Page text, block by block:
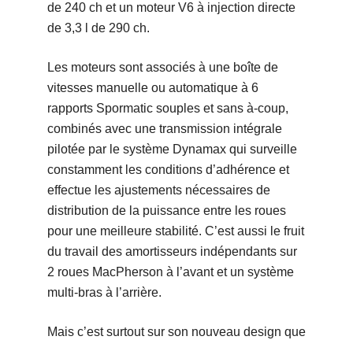
de 240 ch et un moteur V6 à injection directe
de 3,3 l de 290 ch.
Les moteurs sont associés à une boîte de
vitesses manuelle ou automatique à 6
rapports Spormatic souples et sans à-coup,
combinés avec une transmission intégrale
pilotée par le système Dynamax qui surveille
constamment les conditions d’adhérence et
effectue les ajustements nécessaires de
distribution de la puissance entre les roues
pour une meilleure stabilité. C’est aussi le fruit
du travail des amortisseurs indépendants sur
2 roues MacPherson à l’avant et un système
multi-bras à l’arrière.
Mais c’est surtout sur son nouveau design que